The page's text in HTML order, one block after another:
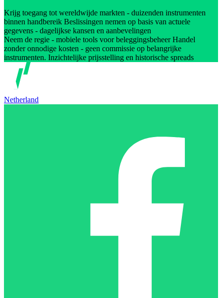
Krijg toegang tot wereldwijde markten - duizenden instrumenten
binnen handbereik Beslissingen nemen op basis van actuele
gegevens - dagelijkse kansen en aanbevelingen
Neem de regie - mobiele tools voor beleggingsbeheer Handel
zonder onnodige kosten - geen commissie op belangrijke
instrumenten. Inzichtelijke prijsstelling en historische spreads
Netherland